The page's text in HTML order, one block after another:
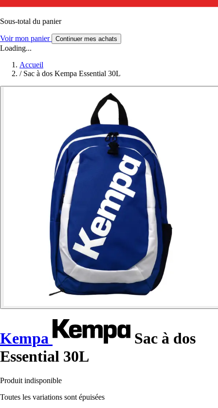
Sous-total du panier
Voir mon panier Continuer mes achats
Loading...
Accueil
/ Sac à dos Kempa Essential 30L
Kempa
Sac à dos
Essential 30L
Produit indisponible
Toutes les variations sont épuisées